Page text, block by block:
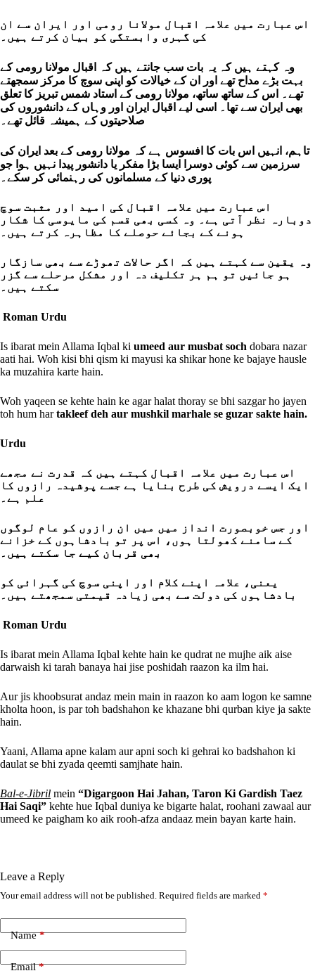
اس عبارت میں علامہ اقبال مولانا رومی اور ایران سے ان
کی گہری وابستگی کو بیان کرتے ہیں۔
وہ کہتے ہیں کہ یہ بات سب جانتے ہیں کہ اقبال مولانا رومی کے
بہت بڑے مداح تھے اور ان کے خیالات کو اپنی سوچ کا مرکز سمجھتے
تھے۔ اس کے ساتھ ساتھ، مولانا رومی کے استاد شمس تبریز کا تعلق
بھی ایران سے تھا۔ اسی لیے اقبال ایران اور وہاں کے دانشوروں کی
صلاحیتوں کے ہمیشہ قائل تھے۔
تاہم، انہیں اس بات کا افسوس ہے کہ مولانا رومی کے بعد ایران کی
سرزمین سے کوئی دوسرا ایسا بڑا مفکر یا دانشور پیدا نہیں ہوا جو
پوری دنیا کے مسلمانوں کی رہنمائی کر سکے۔
اس عبارت میں علامہ اقبال کی امید اور مثبت سوچ
دوبارہ نظر آتی ہے۔ وہ کسی بھی قسم کی مایوسی کا شکار
ہونے کے بجائے حوصلے کا مظاہرہ کرتے ہیں۔
وہ یقین سے کہتے ہیں کہ اگر حالات تھوڑے سے بھی سازگار
ہو جائیں تو ہم ہر تکلیف دہ اور مشکل مرحلے سے گزر
سکتے ہیں۔
Roman Urdu
Is ibarat mein Allama Iqbal ki umeed aur musbat soch dobara nazar
aati hai. Woh kisi bhi qism ki mayusi ka shikar hone ke bajaye hausle
ka muzahira karte hain.
Woh yaqeen se kehte hain ke agar halat thoray se bhi sazgar ho jayen
toh hum hartakleef deh aur mushkil marhale se guzar sakte hain.
Urdu
اس عبارت میں علامہ اقبال کہتے ہیں کہ قدرت نے مجھے
ایک ایسے درویش کی طرح بنایا ہے جسے پوشیدہ رازوں کا
علم ہے۔
اور جس خوبصورت انداز میں میں ان رازوں کو عام لوگوں
کے سامنے کھولتا ہوں، اس پر تو بادشاہوں کے خزانے
بھی قربان کیے جا سکتے ہیں۔
یعنی، علامہ اپنے کلام اور اپنی سوچ کی گہرائی کو
بادشاہوں کی دولت سے بھی زیادہ قیمتی سمجھتے ہیں۔
Roman Urdu
Is ibarat mein Allama Iqbal kehte hain ke qudrat ne mujhe aik aise
darwaish ki tarah banaya hai jise poshidah raazon ka ilm hai.
Aur jis khoobsurat andaz mein main in raazon ko aam logon ke samne
kholta hoon, is par toh badshahon ke khazane bhi qurban kiye ja sakte
hain.
Yaani, Allama apne kalam aur apni soch ki gehrai ko badshahon ki
daulat se bhi zyada qeemti samjhate hain.
Bal-e-Jibril mein “Digargoon Hai Jahan, Taron Ki Gardish Taez
Hai Saqi” kehte hue Iqbal duniya ke bigarte halat, roohani zawaal aur
umeed ke paigham ko aik rooh-afza andaaz mein bayan karte hain.
Leave a Reply
Your email address will not be published. Required fields are marked *
Name*
Email*
A
t
e